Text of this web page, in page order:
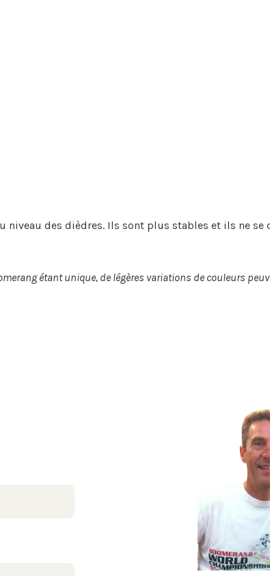
niveau des dièdres. Ils sont plus stables et ils ne se
étant unique, de légères variations de couleurs